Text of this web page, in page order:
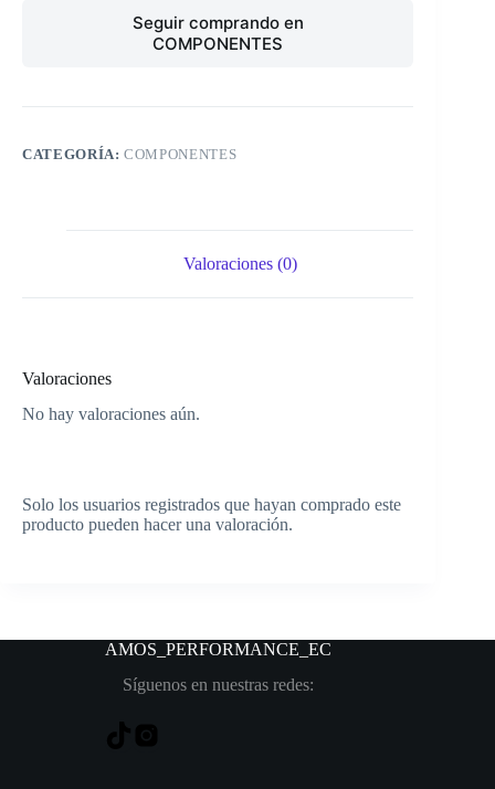
Seguir comprando en
COMPONENTES
CATEGORÍA:COMPONENTES
Valoraciones (0)
Valoraciones
No hay valoraciones aún.
Solo los usuarios registrados que hayan comprado este
producto pueden hacer una valoración.
AMOS_PERFORMANCE _EC
Síguenos en nuestras redes: